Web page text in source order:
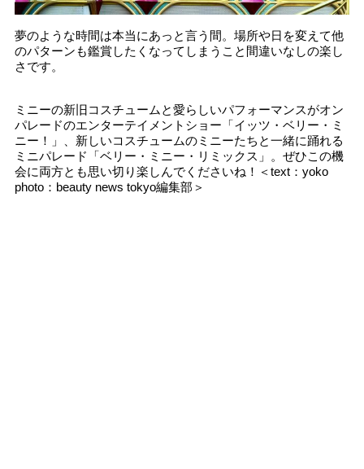
夢のような時間は本当にあっと言う間。場所や日を変えて他
のパターンも鑑賞したくなってしまうこと間違いなしの楽し
さです。
ミニーの新旧コスチュームと愛らしいパフォーマンスがオン
パレードのエンターテイメントショー「イッツ・ベリー・ミ
ニー！」、新しいコスチュームのミニーたちと一緒に踊れる
ミニパレード「ベリー・ミニー・リミックス」。ぜひこの機
会に両方とも思い切り楽しんでくださいね！＜text：yoko
photo：beauty news tokyo編集部＞